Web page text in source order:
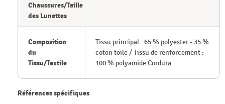
Chaussures/Taille
des Lunettes
Composition
du
Tissu/Textile
Tissu principal : 65 % polyester - 35 %
coton toile / Tissu de renforcement :
100 % polyamide Cordura
Références spécifiques